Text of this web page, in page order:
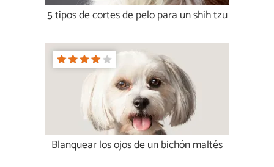
5 tipos de cortes de pelo para un shih tzu
Blanquear los ojos de un bichón maltés